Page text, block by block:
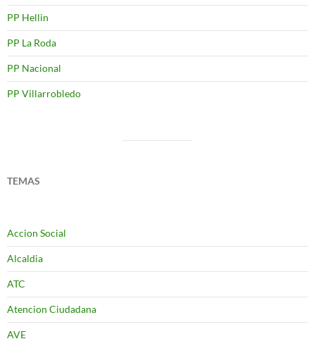
PP Hellin
PP La Roda
PP Nacional
PP Villarrobledo
TEMAS
Accion Social
Alcaldia
ATC
Atencion Ciudadana
AVE